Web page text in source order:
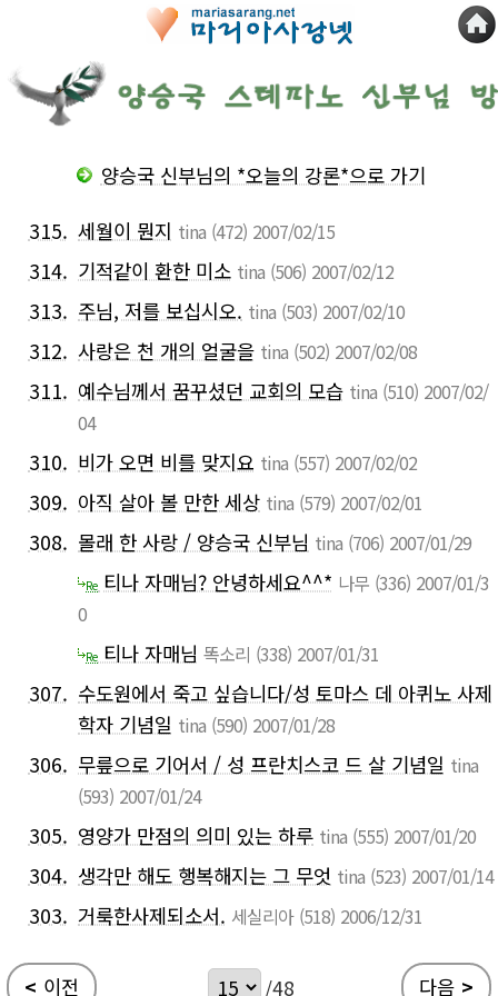
양승국 신부님의 *오늘의 강론*으로 가기
315. 세월이 뭔지 tina (472) 2007/02/15
314. 기적같이 환한 미소 tina (506) 2007/02/12
313. 주님, 저를 보십시오. tina (503) 2007/02/10
312. 사랑은 천 개의 얼굴을 tina (502) 2007/02/08
311. 예수님께서 꿈꾸셨던 교회의 모습 tina (510) 2007/02/
04
310. 비가 오면 비를 맞지요 tina (557) 2007/02/02
309. 아직 살아 볼 만한 세상 tina (579) 2007/02/01
308. 몰래 한 사랑 / 양승국 신부님 tina (706) 2007/01/29
Re 티나 자매님? 안녕하세요^^* 나무 (336) 2007/01/3
0
Re 티나 자매님 똑소리 (338) 2007/01/31
307. 수도원에서 죽고 싶습니다/성 토마스 데 아퀴노 사제
학자 기념일 tina (590) 2007/01/28
306. 무릎으로 기어서 / 성 프란치스코 드 살 기념일 tina
(593) 2007/01/24
305. 영양가 만점의 의미 있는 하루 tina (555) 2007/01/20
304. 생각만 해도 행복해지는 그 무엇 tina (523) 2007/01/14
303. 거룩한사제되소서. 세실리아 (518) 2006/12/31
< 이전 /48 다음 >